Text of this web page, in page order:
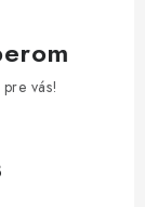
vás!